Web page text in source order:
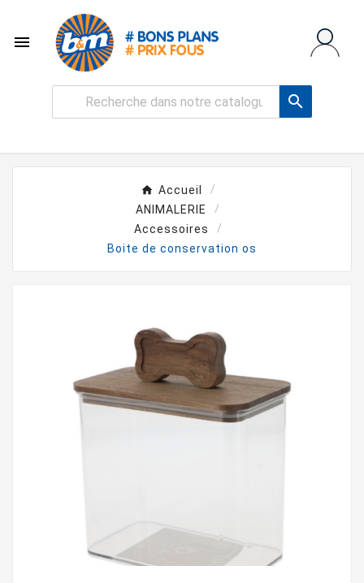


Accueil
ANIMALERIE
Accessoires
Boite de conservation os